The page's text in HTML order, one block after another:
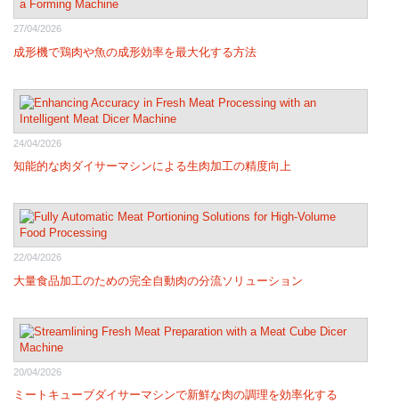
27/04/2026
成形機で鶏肉や魚の成形効率を最大化する方法
24/04/2026
知能的な肉ダイサーマシンによる生肉加工の精度向上
22/04/2026
大量食品加工のための完全自動肉の分流ソリューション
20/04/2026
ミートキューブダイサーマシンで新鮮な肉の調理を効率化する